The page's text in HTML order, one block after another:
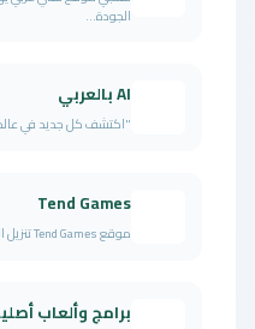
الجودة...
AI بالعربي
"اكتشف كل جديد في
Tend Games
موقع Tend Games تنزيل العاب الكمبيوتر المفضلة بشكل مجانى كام...
برامج وألعاب